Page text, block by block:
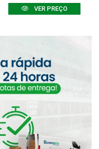
VER PREÇO